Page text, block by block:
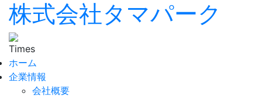
株式会社タマパーク
ホーム
企業情報
会社概要